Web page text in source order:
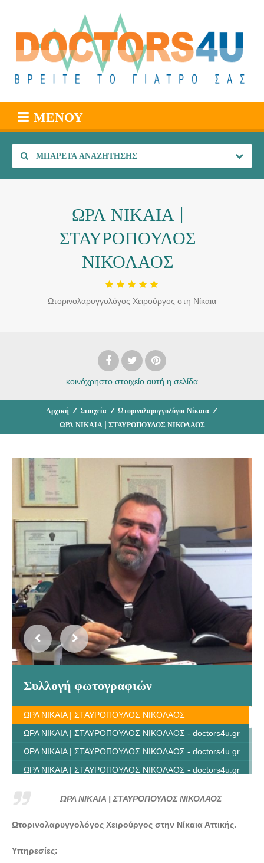
ΜΕΝΟΎ
ΜΠΑΡΈΤΑ ΑΝΑΖΉΤΗΣΗΣ
ΩΡΛ ΝΙΚΑΙΑ |
ΣΤΑΥΡΟΠΟΥΛΟΣ
ΝΙΚΟΛΑΟΣ
Ωτορινολαρυγγολόγος Χειρούργος στη Νίκαια
κοινόχρηστο στοιχείο αυτή η σελίδα
Αρχική / Στοιχεία / Ωτορινολαρυγγολόγοι Νίκαια /
ΩΡΛ ΝΙΚΑΙΑ | ΣΤΑΥΡΟΠΟΥΛΟΣ ΝΙΚΟΛΑΟΣ
Συλλογή φωτογραφιών
ΩΡΛ ΝΙΚΑΙΑ | ΣΤΑΥΡΟΠΟΥΛΟΣ ΝΙΚΟΛΑΟΣ
ΩΡΛ ΝΙΚΑΙΑ | ΣΤΑΥΡΟΠΟΥΛΟΣ ΝΙΚΟΛΑΟΣ - doctors4u.gr
ΩΡΛ ΝΙΚΑΙΑ | ΣΤΑΥΡΟΠΟΥΛΟΣ ΝΙΚΟΛΑΟΣ - doctors4u.gr
ΩΡΛ ΝΙΚΑΙΑ | ΣΤΑΥΡΟΠΟΥΛΟΣ ΝΙΚΟΛΑΟΣ - doctors4u.gr
ΩΡΛ ΝΙΚΑΙΑ | ΣΤΑΥΡΟΠΟΥΛΟΣ ΝΙΚΟΛΑΟΣ - doctors4u.gr
ΩΡΛ ΝΙΚΑΙΑ | ΣΤΑΥΡΟΠΟΥΛΟΣ ΝΙΚΟΛΑΟΣ - doctors4u.gr
ΩΡΛ ΝΙΚΑΙΑ | ΣΤΑΥΡΟΠΟΥΛΟΣ ΝΙΚΟΛΑΟΣ
Ωτορινολαρυγγολόγος Χειρούργος στην Νίκαια Αττικής.
Υπηρεσίες: